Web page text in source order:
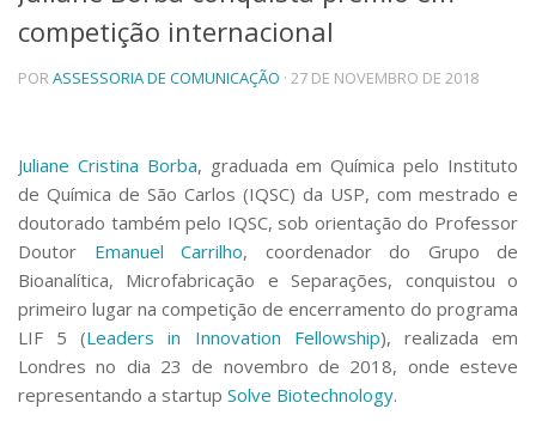
Telefones e Mapas
Pessoas
Ensino
Educação a distância
Cursos de Extensão
Pesquisa e Inovação
Linhas de Pesquisa
Centros, Núcleos e Projetos em Rede
Pós-doutorado
Iniciação Científica
Transferência de Tecnologia
Empresas Juniores
competição internacional
PORASSESSORIA DE COMUNICAÇÃO · 27 DE NOVEMBRO DE 2018
Juliane Cristina Borba, graduada em Química pelo Instituto
de Química de São Carlos (IQSC) da USP, com mestrado e
doutorado também pelo IQSC, sob orientação do Professor
Doutor Emanuel Carrilho, coordenador do Grupo de
Bioanalítica, Microfabricação e Separações, conquistou o
primeiro lugar na competição de encerramento do programa
LIF 5 (Leaders in Innovation Fellowship), realizada em
Londres no dia 23 de novembro de 2018, onde esteve
representando a startup Solve Biotechnology.